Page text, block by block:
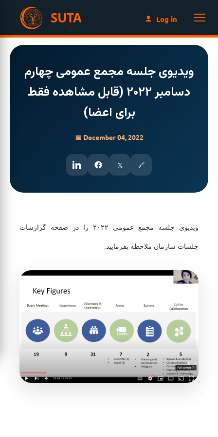
SUTA Log in
ویدیوی جلسه مجمع عمومی چهارم
دسامبر ۲۰۲۲ (قابل مشاهده فقط
برای اعضا)
📅 December 04, 2022
𝕏 🔗
ویدیوی جلسه مجمع عمومی ۲۰۲۲ را در صفحه گزارشات
جلسات سازمان ملاحظه بفرمایید.